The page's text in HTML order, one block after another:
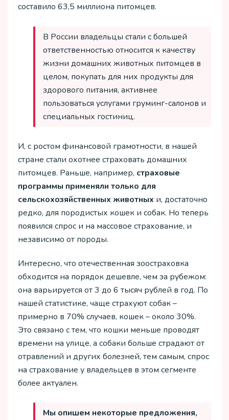
составило 63,5 миллиона питомцев.
В России владельцы стали с большей
ответственностью относится к качеству
жизни домашних животных питомцев в
целом, покупать для них продукты для
здорового питания, активнее
пользоваться услугами груминг-салонов и
специальных гостиниц.
И, с ростом финансовой грамотности, в нашей
стране стали охотнее страховать домашних
питомцев. Раньше, например, страховые
программы применяли только для
сельскохозяйственных животных и, достаточно
редко, для породистых кошек и собак. Но теперь
появился спрос и на массовое страхование, и
независимо от породы.
Интересно, что отечественная зоостраховка
обходится на порядок дешевле, чем за рубежом:
она варьируется от 3 до 6 тысяч рублей в год. По
нашей статистике, чаще страхуют собак –
примерно в 70% случаев, кошек – около 30%.
Это связано с тем, что кошки меньше проводят
времени на улице, а собаки больше страдают от
отравлений и других болезней, тем самым, спрос
на страхование у владельцев в этом сегменте
более актуален.
Мы опишем некоторые предложения,